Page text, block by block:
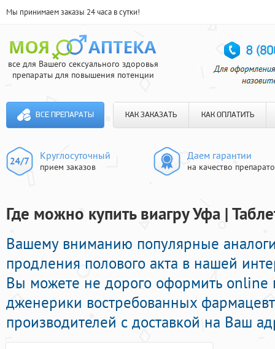
Мы принимаем заказы 24 часа в сутки!
все для Вашего сексуального здоровья
препараты для повышения потенции
ВСЕ ПРЕПАРАТЫ КАК ЗАКАЗАТЬ КАК ОПЛАТИТЬ
Круглосуточный
прием заказов
Даем гарантии
на качество
Где можно купить виагру Уфа |
Вашему вниманию популярные
продления полового акта в нашей
Вы можете не дорого оформить online
дженерики востребованных
производителей с доставкой на Ваш